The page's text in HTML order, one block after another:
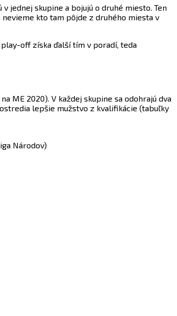
jednej skupine a bojujú o druhé miesto. Ten
kto tam pôjde z druhého miesta v
play-off získa ďalší tím v poradí, teda
ME 2020). V každej skupine sa odohrajú dva
lepšie mužstvo z kvalifikácie (tabuľky
Národov)